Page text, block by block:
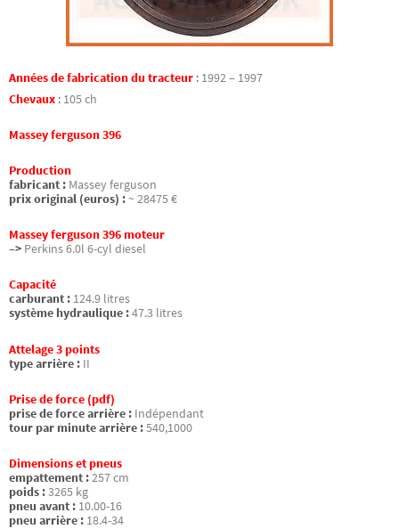
Années de fabrication du tracteur : 1992 – 1997
Chevaux : 105 ch
Massey ferguson 396
Production
fabricant : Massey ferguson
prix original (euros) : ~ 28475 €
Massey ferguson 396 moteur
–> Perkins 6.0l 6-cyl diesel
Capacité
carburant : 124.9 litres
système hydraulique :47.3 litres
Attelage 3 points
type arrière : II
Prise de force (pdf)
prise de force arrière : Indépendant
tour par minute arrière :540,1000
Dimensions et pneus
empattement :257 cm
poids :3265 kg
pneu avant : 10.00-16
pneu arrière : 18.4-34